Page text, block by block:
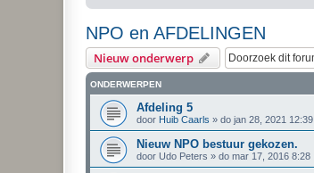
NPO en AFDELINGEN
Nieuw onderwerp
ONDERWERPEN
Afdeling 5
door Huib Caarls » do jan 28, 2021 12:39
Nieuw NPO bestuur gekozen.
door Udo Peters » do mar 17, 2016 8:28